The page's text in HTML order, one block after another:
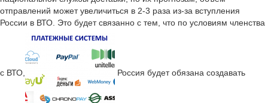
отправлений может увеличиться в 2-3 раза из-за вступления
России в ВТО. Это будет связанно с тем, что по условиям членства
с ВТО, Россия будет обязана создавать